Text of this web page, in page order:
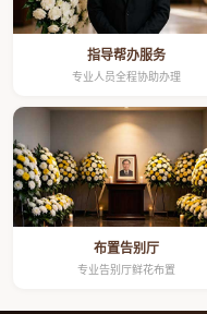
指导帮办服务
专业人员全程协助办理
布置告别厅
专业告别厅鲜花布置